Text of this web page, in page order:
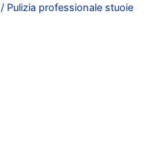
/Pulizia professionale stuoie